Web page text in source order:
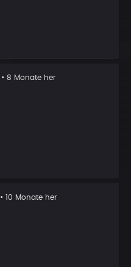
• 8 Monate her
• 10 Monate her